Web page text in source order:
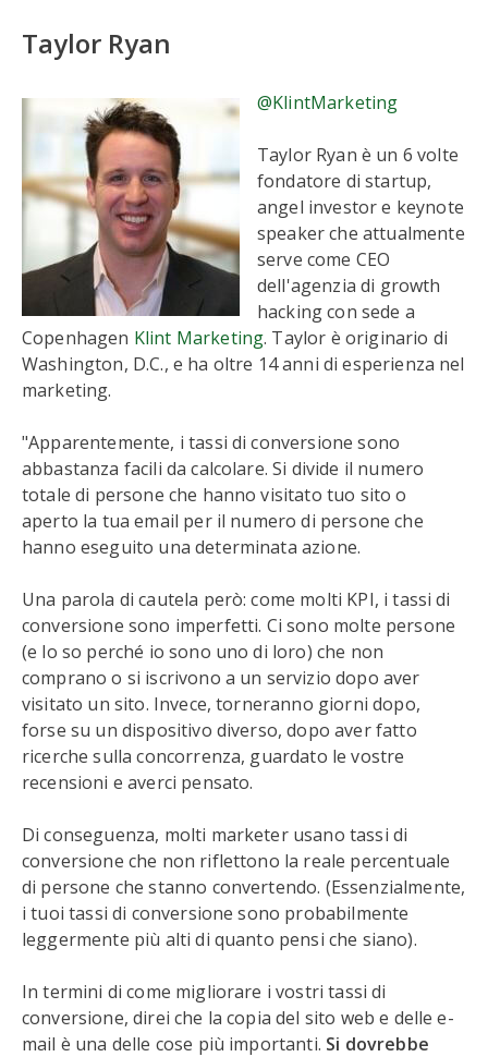
Taylor Ryan
@KlintMarketing
Taylor Ryan è un 6 volte
fondatore di startup,
angel investor e keynote
speaker che attualmente
serve come CEO
dell'agenzia di growth
hacking con sede a
Copenhagen Klint Marketing. Taylor è originario di
Washington, D.C., e ha oltre 14 anni di esperienza nel
marketing.
"Apparentemente, i tassi di conversione sono
abbastanza facili da calcolare. Si divide il numero
totale di persone che hanno visitato tuo sito o
aperto la tua email per il numero di persone che
hanno eseguito una determinata azione.
Una parola di cautela però: come molti KPI, i tassi di
conversione sono imperfetti. Ci sono molte persone
(e lo so perché io sono uno di loro) che non
comprano o si iscrivono a un servizio dopo aver
visitato un sito. Invece, torneranno giorni dopo,
forse su un dispositivo diverso, dopo aver fatto
ricerche sulla concorrenza, guardato le vostre
recensioni e averci pensato.
Di conseguenza, molti marketer usano tassi di
conversione che non riflettono la reale percentuale
di persone che stanno convertendo. (Essenzialmente,
i tuoi tassi di conversione sono probabilmente
leggermente più alti di quanto pensi che siano).
In termini di come migliorare i vostri tassi di
conversione, direi che la copia del sito web e delle e-
mail è una delle cose più importanti. Si dovrebbe